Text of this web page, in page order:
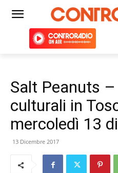
Salt Peanuts
culturali in
mercoledì 13
13 Dicembre 2017